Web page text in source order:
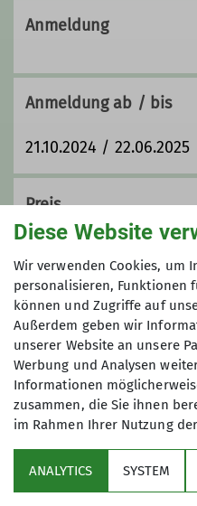
Qualifikationen
Trainer*in C
Ämter
Anmeldung
Anmeldung ab / bis
21.10.2024 / 22.06.2025
Preis
Maximale
30
Sektion
Diese Website
Wir verwenden Cookies, um
personalisieren, Funktionen
können und Zugriffe auf
Außerdem geben wir
unserer Website an unsere
Werbung und Analysen
Informationen
zusammen, die Sie ihnen
im Rahmen Ihrer Nutzung
ANALYTICS SYSTEM